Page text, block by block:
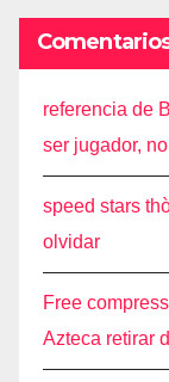
referencia de
ser jugador,
speed stars
olvidar
Free
Azteca retirar